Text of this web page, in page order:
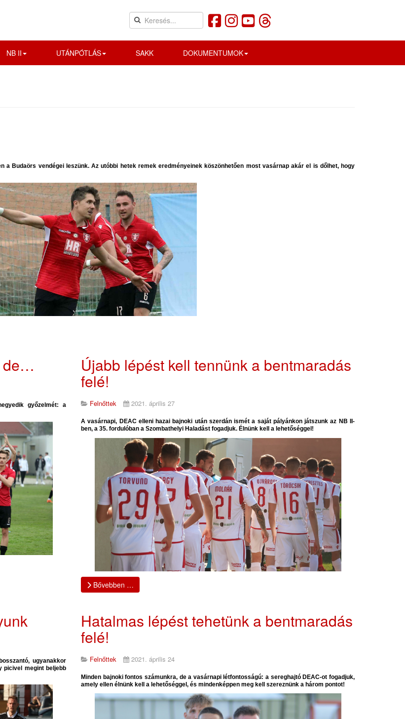
NB II UTÁNPÓTLÁS SAKK DOKUMENTUMOK
a Budaörs vendégei leszünk. Az utóbbi hetek remek eredményeinek köszönhetően most vasárnap akár el is dőlhet, hogy
de…
győzelmét: a
Újabb lépést kell tennünk a bentmaradás
felé!
Felnőttek 2021. április 27
A vasárnapi, DEAC elleni hazai bajnoki után szerdán ismét a saját pályánkon játszunk az NB II-
ben, a 35. fordulóban a Szombathelyi Haladást fogadjuk. Élnünk kell a lehetőséggel!
Bővebben …
ugyanakkor
picivel megint beljebb
Hatalmas lépést tehetünk a bentmaradás
felé!
Felnőttek 2021. április 24
Minden bajnoki fontos számunkra, de a vasárnapi létfontosságú: a sereghajtó DEAC-ot fogadjuk,
amely ellen élnünk kell a lehetőséggel, és mindenképpen meg kell szereznünk a három pontot!